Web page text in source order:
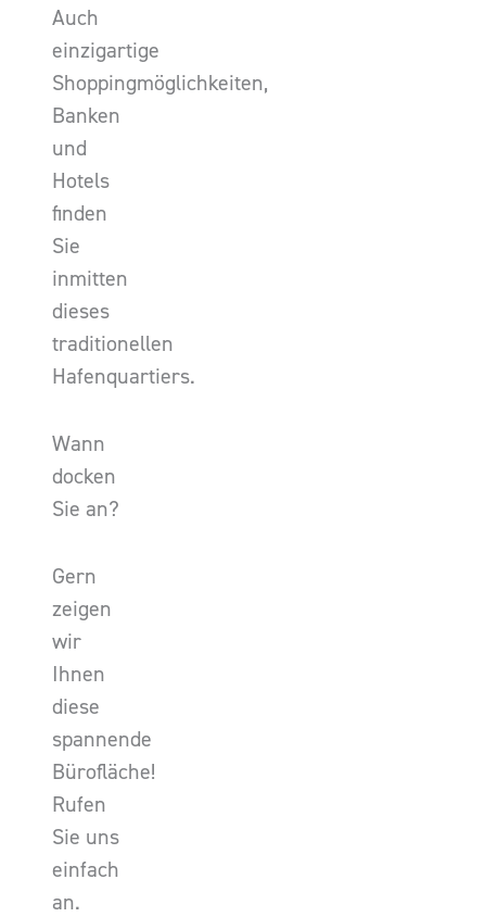
Auch
einzigartige
Shoppingmöglichkeiten,
Banken
und
Hotels
finden
Sie
inmitten
dieses
traditionellen
Hafenquartiers.
Wann
docken
Sie an?
Gern
zeigen
wir
Ihnen
diese
spannende
Bürofläche!
Rufen
Sie uns
einfach
an.